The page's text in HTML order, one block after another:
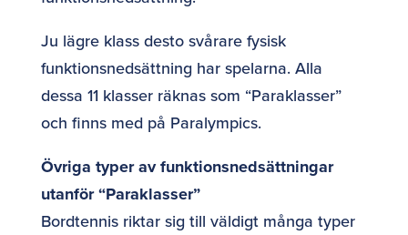
Ju lägre klass desto svårare fysisk
funktionsnedsättning har spelarna. Alla
dessa 11 klasser räknas som “Paraklasser”
och finns med på Paralympics.
Övriga typer av funktionsnedsättningar
utanför “Paraklasser”
Bordtennis riktar sig till väldigt många typer